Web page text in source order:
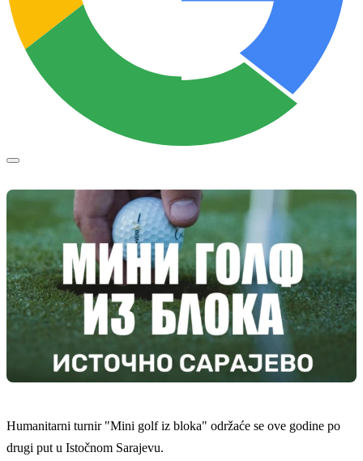
Humanitarni turnir "Mini golf iz bloka" održaće se ove godine po
drugi put u Istočnom Sarajevu.